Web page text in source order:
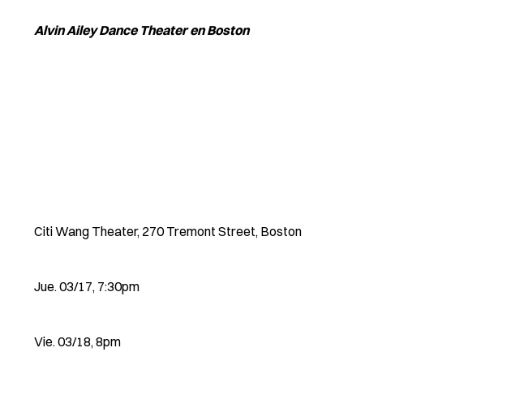
Alvin Ailey Dance Theater en Boston
Citi Wang Theater, 270 Tremont Street, Boston
Jue. 03/17, 7:30pm
Vie. 03/18, 8pm